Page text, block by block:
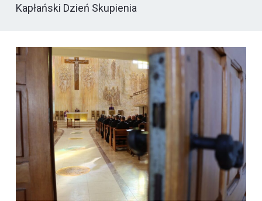
Kapłański Dzień Skupienia